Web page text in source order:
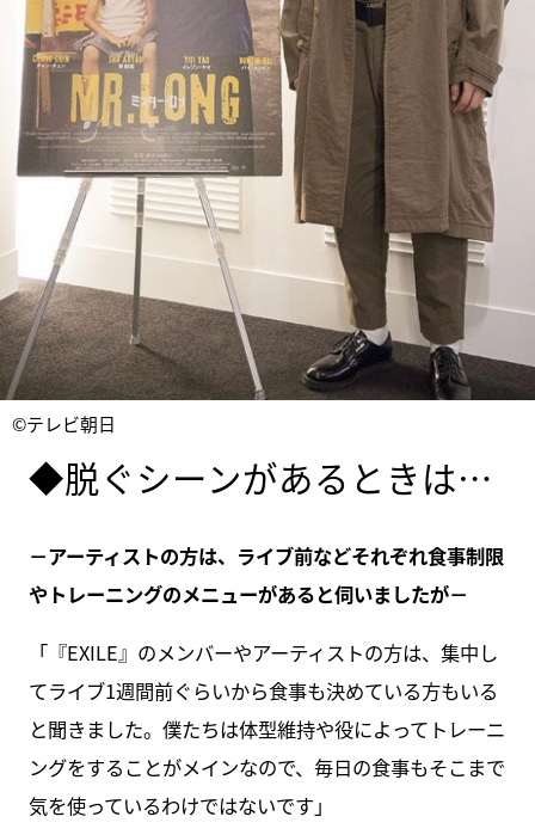
©テレビ朝日
◆脱ぐシーンがあるときは…
－アーティストの方は、ライブ前などそれぞれ食事制限
やトレーニングのメニューがあると伺いましたが－
「『EXILE』のメンバーやアーティストの方は、集中し
てライブ1週間前ぐらいから食事も決めている方もいる
と聞きました。僕たちは体型維持や役によってトレーニ
ングをすることがメインなので、毎日の食事もそこまで
気を使っているわけではないです」